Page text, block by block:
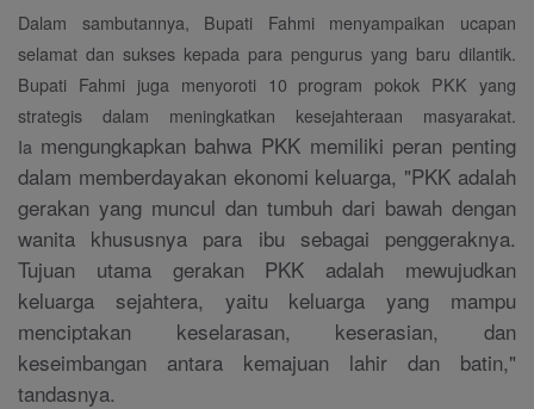
Dalam sambutannya, Bupati Fahmi menyampaikan ucapan
selamat dan sukses kepada para pengurus yang baru dilantik.
Bupati Fahmi juga menyoroti 10 program pokok PKK yang
strategis dalam meningkatkan kesejahteraan masyarakat.
Ia mengungkapkan bahwa PKK memiliki peran penting
dalam memberdayakan ekonomi keluarga, "PKK adalah
gerakan yang muncul dan tumbuh dari bawah dengan
wanita khususnya para ibu sebagai penggeraknya.
Tujuan utama gerakan PKK adalah mewujudkan
keluarga sejahtera, yaitu keluarga yang mampu
menciptakan keselarasan, keserasian, dan
keseimbangan antara kemajuan lahir dan batin,"
tandasnya.